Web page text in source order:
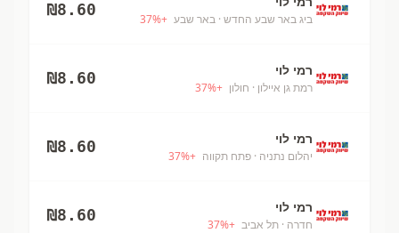
ביג באר שבע החדש · באר שבע +
37%
₪8.60
רמי לוי
רמת גן איילון · חולון +
37%
₪8.60
רמי לוי
יהלום נתניה · פתח תקווה +
37%
₪8.60
רמי לוי
חדרה · תל אביב +
37%
₪8.60